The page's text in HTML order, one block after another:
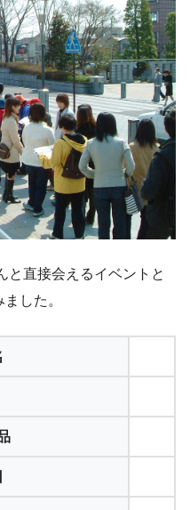
と直接会えるイベントと
した。